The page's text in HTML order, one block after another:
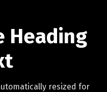
Heading
resized for